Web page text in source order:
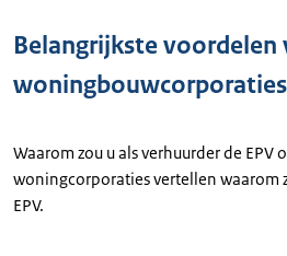
Belangrijkste voordelen
woningbouwcorporaties
Waarom zou u als verhuurder de EPV
woningcorporaties vertellen waarom
EPV.